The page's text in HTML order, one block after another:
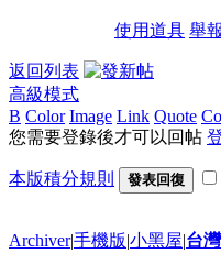
使用道具 舉報
返回列表
高級模式
B Color Image Link Quote
您需要登錄後才可以回帖
本版積分規則 發表回復
Archiver|手機版|小黑屋|台